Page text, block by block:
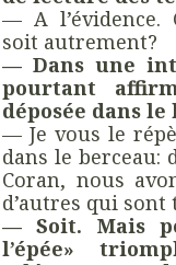
— A l’évidence.
soit autrement?
— Dans une
pourtant
déposée dans le
— Je vous le
dans le berceau:
Coran, nous
d’autres qui
— Soit. Mais
l’épée»